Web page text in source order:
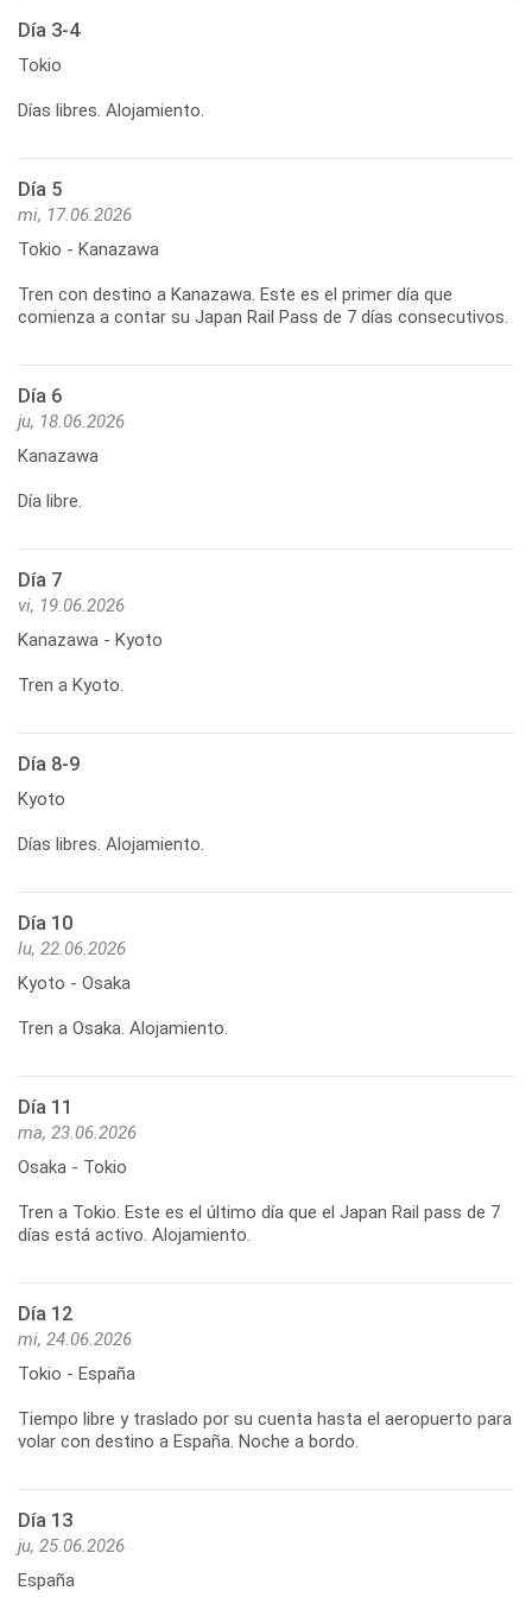
Día 3-4
Tokio
Días libres. Alojamiento.
Día 5
mi, 17.06.2026
Tokio - Kanazawa
Tren con destino a Kanazawa. Este es el primer día que
comienza a contar su Japan Rail Pass de 7 días consecutivos.
Día 6
ju, 18.06.2026
Kanazawa
Día libre.
Día 7
vi, 19.06.2026
Kanazawa - Kyoto
Tren a Kyoto.
Día 8-9
Kyoto
Días libres. Alojamiento.
Día 10
lu, 22.06.2026
Kyoto - Osaka
Tren a Osaka. Alojamiento.
Día 11
ma, 23.06.2026
Osaka - Tokio
Tren a Tokio. Este es el último día que el Japan Rail pass de 7
días está activo. Alojamiento.
Día 12
mi, 24.06.2026
Tokio - España
Tiempo libre y traslado por su cuenta hasta el aeropuerto para
volar con destino a España. Noche a bordo.
Día 13
ju, 25.06.2026
España